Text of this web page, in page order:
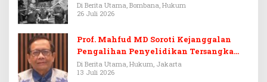
Di Berita Utama, Bombana, Hukum
26 Juli 2026
Prof. Mahfud MD Soroti Kejanggalan
Pengalihan Penyelidikan Tersangka
Febrie Adriansyah
Di Berita Utama, Hukum, Jakarta
13 Juli 2026